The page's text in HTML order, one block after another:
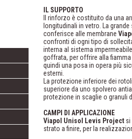
IL SUPPORTO
Il rinforzo è costituito da una
longitudinali in vetro. La
conferisce alle membrane
confronti di ogni tipo di
interna al sistema
goffrata, per offrire alla
quindi una posa in opera più
esterni.
La protezione inferiore dei
superiore da uno spolvero
protezione in scaglie o granuli
CAMPI DI APPLICAZIONE
Viapol Unisol Levis Project si
strato a finire, per la